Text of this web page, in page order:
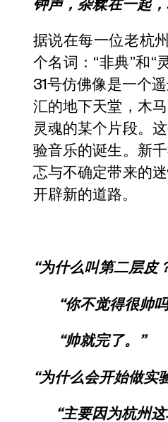
钟声，杂糅在一起
据说在每一位老杭
个名词：“非典”和“
31号仿佛像是一个
汇的地下天堂，木
灵魂的某个片段。
验音乐的诞生。新
忑与不确定带来的
开辟新的道路。
“为什么叫第二层皮
“你不觉得很帅
“帅就完了。”
“为什么会开始做实
“主要因为杭州